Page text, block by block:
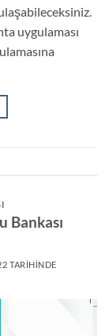
uygulaması
Bankası
TARIHINDE